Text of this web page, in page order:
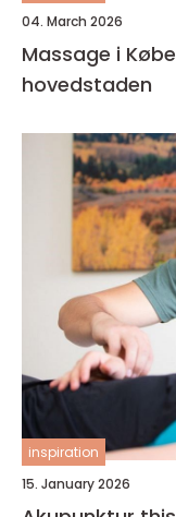
04. March 2026
Massage i
hovedstaden
inspiration
15. January 2026